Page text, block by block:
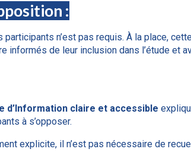
:
n’est pas requis. À la place,
informés de leur inclusion dans l’étude et
d’Information claire et accessible
à s’opposer.
explicite, il n’est pas nécessaire de